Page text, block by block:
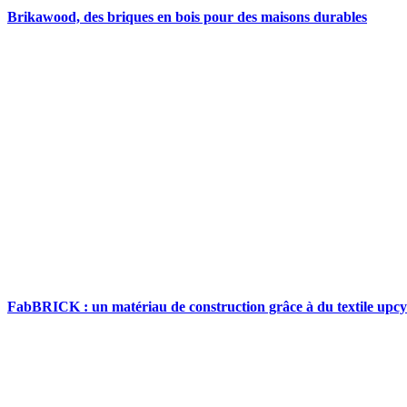
Brikawood, des briques en bois pour des maisons durables
FabBRICK : un matériau de construction grâce à du textile